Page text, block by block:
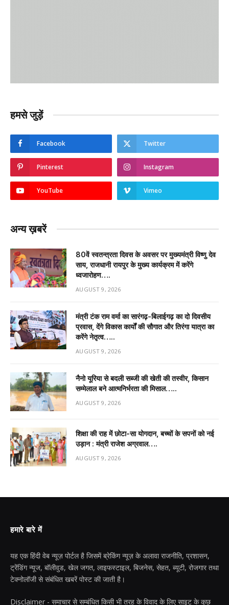
हमसे जुड़ें
Facebook Twitter
Pinterest Instagram
YouTube Vimeo
अन्य ख़बरें
80वें स्वतन्त्रता दिवस के अवसर पर मुख्यमंत्री विष्णु देव
साय, राजधानी रायपुर के मुख्य कार्यक्रम में करेंगे
ध्वजारोहण….
AUGUST 9, 2026
मंत्री टंक राम वर्मा का सारंगढ़-बिलाईगढ़ का दो दिवसीय
प्रवास, देंगे विकास कार्यों की सौगात और तिरंगा यात्रा का
करेंगे नेतृत्व…..
AUGUST 9, 2026
नैनो यूरिया से बदली सब्जी की खेती की तस्वीर, किसान
सम्मेलाल बने आत्मनिर्भरता की मिसाल…..
AUGUST 9, 2026
शिक्षा की राह में छोटा-सा योगदान, बच्चों के सपनों को नई
उड़ान : मंत्री राजेश अग्रवाल….
AUGUST 9, 2026
हमारे बारे में
यह एक हिंदी वेब न्यूज़ पोर्टल है जिसमें ब्रेकिंग न्यूज़ के अलावा राजनीति, प्रशासन,
ट्रेंडिंग न्यूज, बॉलीवुड, खेल जगत, लाइफस्टाइल, बिजनेस, सेहत, ब्यूटी, रोजगार तथा
टेक्नोलॉजी से संबंधित खबरें पोस्ट की जाती है।
Disclaimer - समाचार से सम्बंधित किसी भी तरह के विवाद के लिए साइट के कुछ